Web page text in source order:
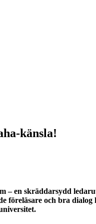
känsla!
en skräddarsydd
föreläsare och bra